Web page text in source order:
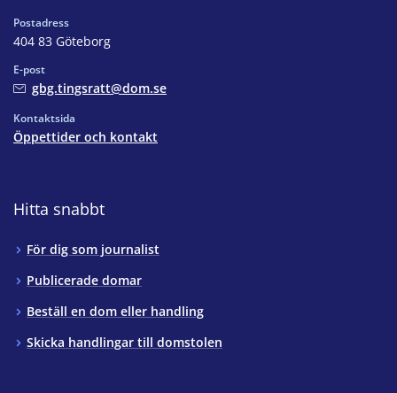
Postadress
404 83 Göteborg
E-post
gbg.tingsratt@dom.se
Kontaktsida
Öppettider och kontakt
Hitta snabbt
För dig som journalist
Publicerade domar
Beställ en dom eller handling
Skicka handlingar till domstolen